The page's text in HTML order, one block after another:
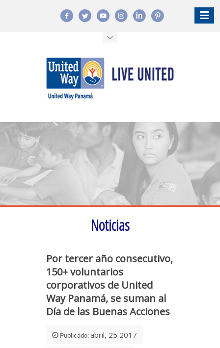
Noticias
Por tercer año consecutivo,
150+ voluntarios
corporativos de United
Way Panamá, se suman al
Día de las Buenas Acciones
Publicado: abril, 25 2017